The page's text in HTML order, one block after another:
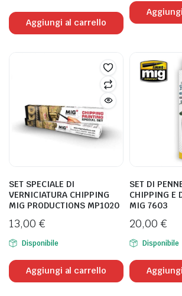
Aggiungi al carrello
SET SPECIALE DI
VERNICIATURA CHIPPING
MIG PRODUCTIONS MP1020
13,00 €
Disponibile
Aggiungi al carrello
SET DI
CHIPPING E
MIG 7603
20,00 €
Disponibile